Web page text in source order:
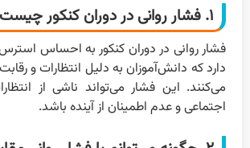
۱. فشار روانی در دوران کنکور چیست؟
فشار روانی در دوران کنکور به احساس
دارد که دانش‌آموزان به دلیل انتظارات و
می‌کنند. این فشار می‌تواند ناشی از
اجتماعی و عدم اطمینان از آینده باشد.